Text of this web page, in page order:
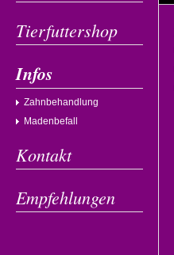
Tierfuttershop
Infos
Zahnbehandlung
Madenbefall
Kontakt
Empfehlungen